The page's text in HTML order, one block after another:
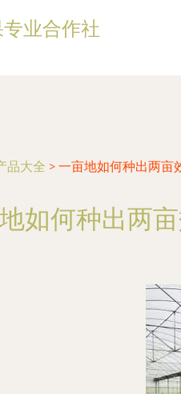
专业合作社
品大全 > 一亩地如何种出两亩
如何种出两